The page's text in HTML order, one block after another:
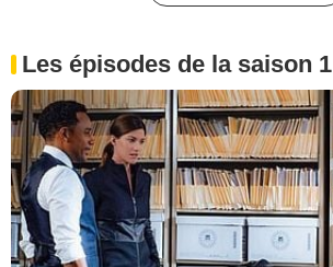
Les épisodes de la saison 1